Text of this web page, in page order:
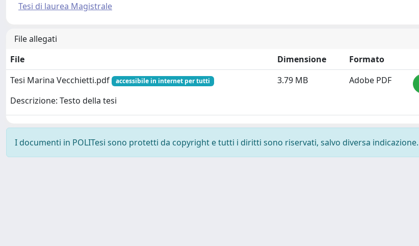
Tesi di laurea Magistrale
File allegati
File
Dimensione
Formato
Tesi Marina Vecchietti.pdf
accessibile in internet per tutti
Descrizione: Testo della tesi
3.79 MB Adobe PDF
I documenti in POLITesi sono protetti da copyright e tutti i diritti sono riservati, salvo diversa indicazione.